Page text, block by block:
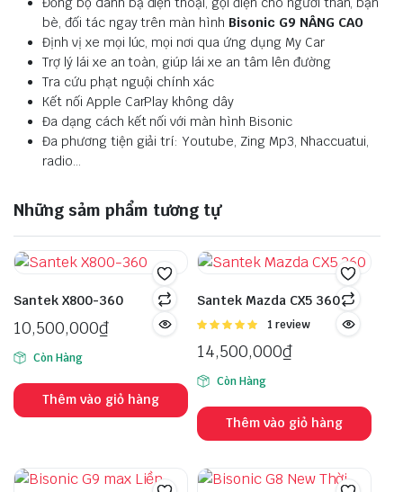
bè, đối tác ngay trên màn hình Bisonic G9 NÂNG CAO
Định vị xe mọi lúc, mọi nơi qua ứng dụng My Car
Trợ lý lái xe an toàn, giúp lái xe an tâm lên đường
Tra cứu phạt nguội chính xác
Kết nối Apple CarPlay không dây
Đa dạng cách kết nối với màn hình Bisonic
Đa phương tiện giải trí: Youtube, Zing Mp3, Nhaccuatui,
radio…
Những sảm phẩm tương tự
Santek X800-360
10,500,000₫
Còn Hàng
Thêm vào giỏ hàng
Santek Mazda CX5 360
Được
5.005 sao
1 review
14,500,000₫
Còn Hàng
Thêm vào giỏ hàng